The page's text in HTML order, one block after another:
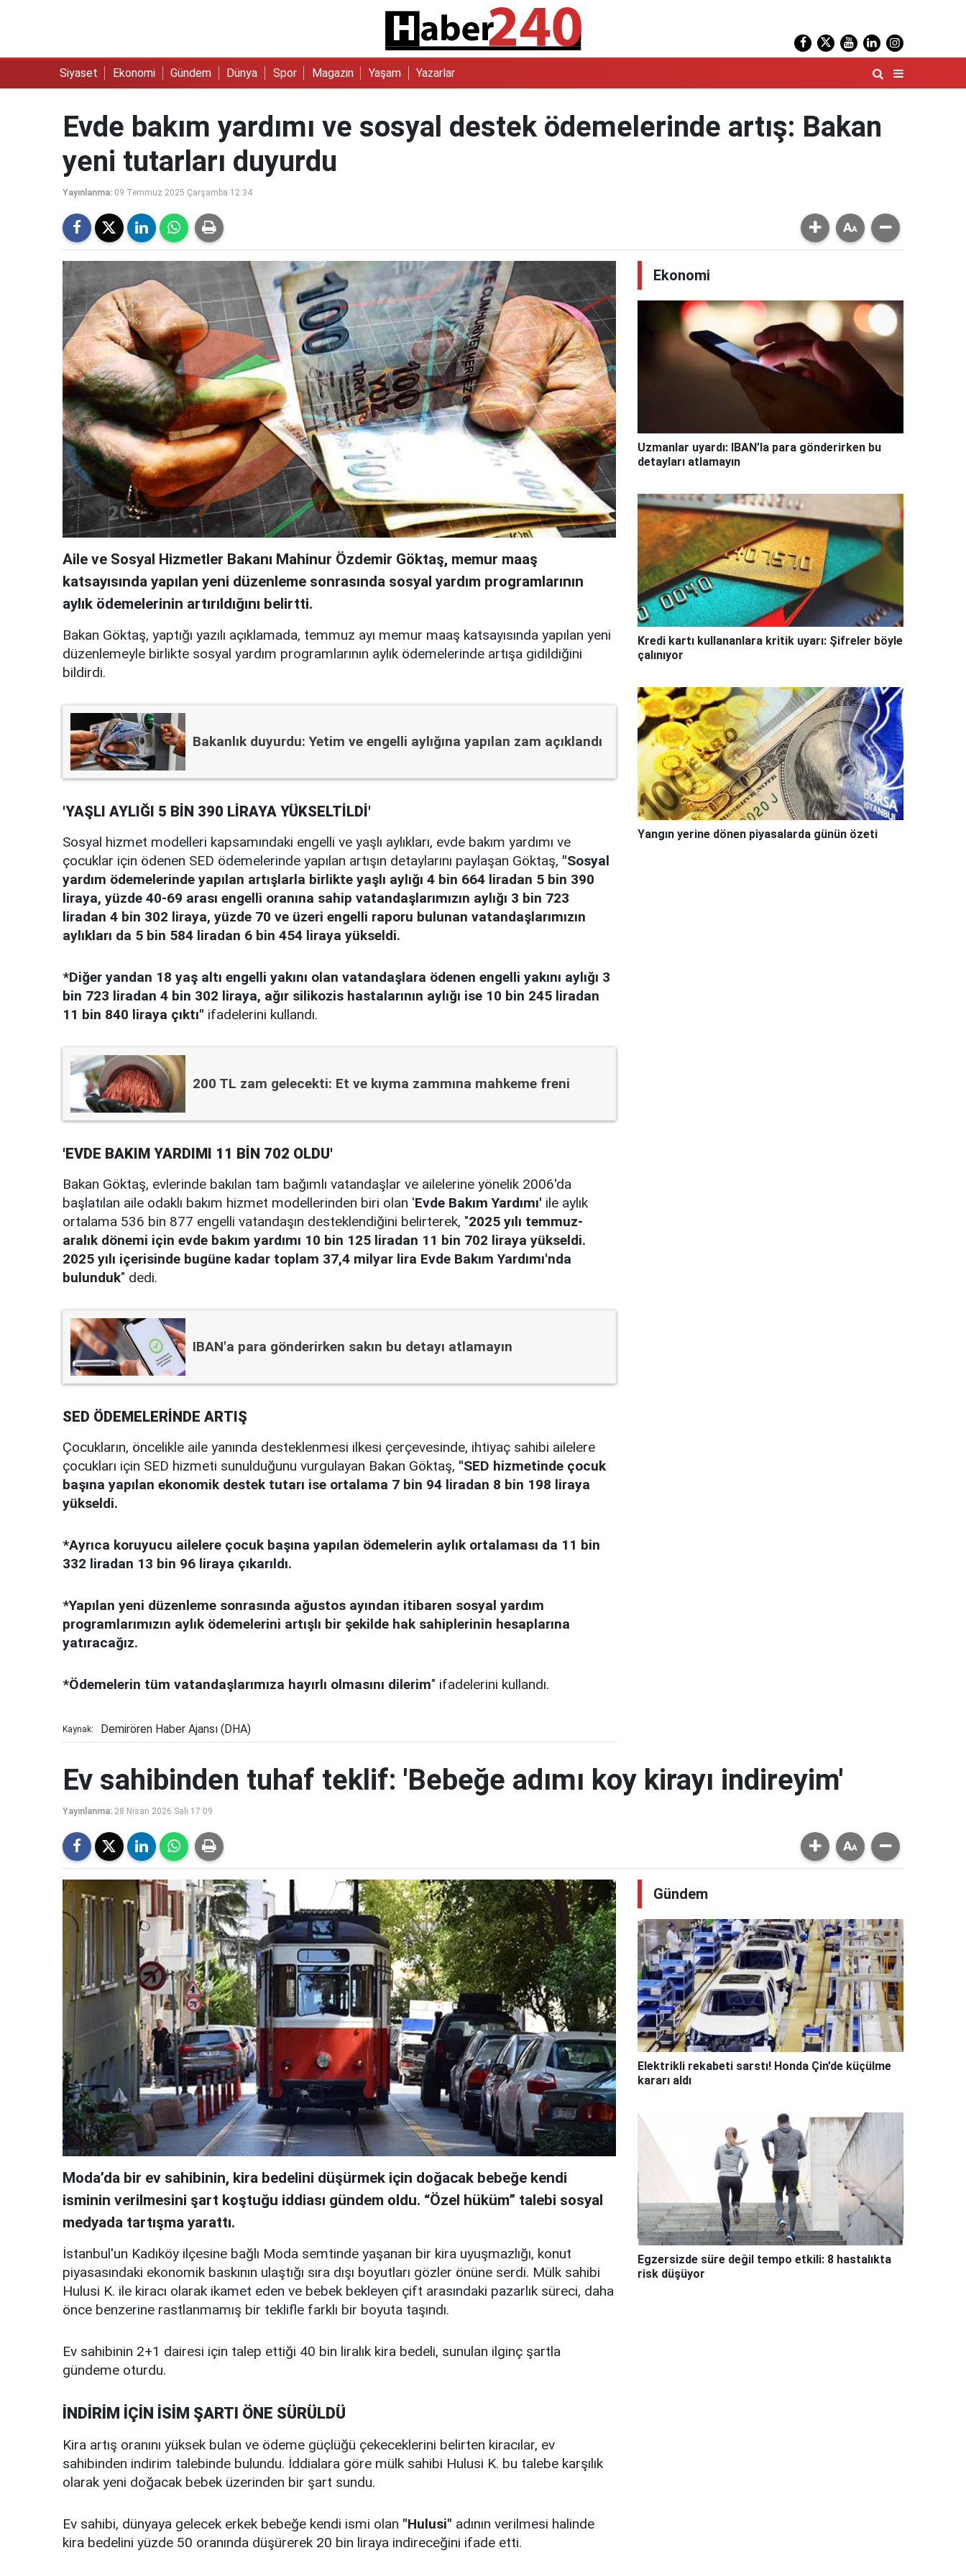
Siyaset Ekonomi Gündem Dünya Spor Magazin Yaşam Yazarlar
Evde bakım yardımı ve sosyal destek ödemelerinde artış: Bakan
yeni tutarları duyurdu
Yayınlanma: 09 Temmuz 2025 Çarşamba 12:34
Aile ve Sosyal Hizmetler Bakanı Mahinur Özdemir Göktaş, memur maaş
katsayısında yapılan yeni düzenleme sonrasında sosyal yardım programlarının
aylık ödemelerinin artırıldığını belirtti.
Bakan Göktaş, yaptığı yazılı açıklamada, temmuz ayı memur maaş katsayısında yapılan yeni
düzenlemeyle birlikte sosyal yardım programlarının aylık ödemelerinde artışa gidildiğini
bildirdi.
Bakanlık duyurdu: Yetim ve engelli aylığına yapılan zam açıklandı
'YAŞLI AYLIĞI 5 BİN 390 LİRAYA YÜKSELTİLDİ'
Sosyal hizmet modelleri kapsamındaki engelli ve yaşlı aylıkları, evde bakım yardımı ve
çocuklar için ödenen SED ödemelerinde yapılan artışın detaylarını paylaşan Göktaş, "Sosyal
yardım ödemelerinde yapılan artışlarla birlikte yaşlı aylığı 4 bin 664 liradan 5 bin 390
liraya, yüzde 40-69 arası engelli oranına sahip vatandaşlarımızın aylığı 3 bin 723
liradan 4 bin 302 liraya, yüzde 70 ve üzeri engelli raporu bulunan vatandaşlarımızın
aylıkları da 5 bin 584 liradan 6 bin 454 liraya yükseldi.
*Diğer yandan 18 yaş altı engelli yakını olan vatandaşlara ödenen engelli yakını aylığı 3
bin 723 liradan 4 bin 302 liraya, ağır silikozis hastalarının aylığı ise 10 bin 245 liradan
11 bin 840 liraya çıktı" ifadelerini kullandı.
200 TL zam gelecekti: Et ve kıyma zammına mahkeme freni
'EVDE BAKIM YARDIMI 11 BİN 702 OLDU'
Bakan Göktaş, evlerinde bakılan tam bağımlı vatandaşlar ve ailelerine yönelik 2006'da
başlatılan aile odaklı bakım hizmet modellerinden biri olan 'Evde Bakım Yardımı' ile aylık
ortalama 536 bin 877 engelli vatandaşın desteklendiğini belirterek, "2025 yılı temmuz-
aralık dönemi için evde bakım yardımı 10 bin 125 liradan 11 bin 702 liraya yükseldi.
2025 yılı içerisinde bugüne kadar toplam 37,4 milyar lira Evde Bakım Yardımı'nda
bulunduk" dedi.
IBAN'a para gönderirken sakın bu detayı atlamayın
SED ÖDEMELERİNDE ARTIŞ
Çocukların, öncelikle aile yanında desteklenmesi ilkesi çerçevesinde, ihtiyaç sahibi ailelere
çocukları için SED hizmeti sunulduğunu vurgulayan Bakan Göktaş, "SED hizmetinde çocuk
başına yapılan ekonomik destek tutarı ise ortalama 7 bin 94 liradan 8 bin 198 liraya
yükseldi.
*Ayrıca koruyucu ailelere çocuk başına yapılan ödemelerin aylık ortalaması da 11 bin
332 liradan 13 bin 96 liraya çıkarıldı.
*Yapılan yeni düzenleme sonrasında ağustos ayından itibaren sosyal yardım
programlarımızın aylık ödemelerini artışlı bir şekilde hak sahiplerinin hesaplarına
yatıracağız.
*Ödemelerin tüm vatandaşlarımıza hayırlı olmasını dilerim" ifadelerini kullandı.
Kaynak: Demirören Haber Ajansı (DHA)
Ekonomi
Uzmanlar uyardı: IBAN’la para gönderirken bu
detayları atlamayın
Kredi kartı kullananlara kritik uyarı: Şifreler böyle
çalınıyor
Yangın yerine dönen piyasalarda günün özeti
Ev sahibinden tuhaf teklif: 'Bebeğe adımı koy kirayı indireyim'
Yayınlanma: 28 Nisan 2026 Salı 17:09
Moda’da bir ev sahibinin, kira bedelini düşürmek için doğacak bebeğe kendi
isminin verilmesini şart koştuğu iddiası gündem oldu. “Özel hüküm” talebi sosyal
medyada tartışma yarattı.
İstanbul'un Kadıköy ilçesine bağlı Moda semtinde yaşanan bir kira uyuşmazlığı, konut
piyasasındaki ekonomik baskının ulaştığı sıra dışı boyutları gözler önüne serdi. Mülk sahibi
Hulusi K. ile kiracı olarak ikamet eden ve bebek bekleyen çift arasındaki pazarlık süreci, daha
önce benzerine rastlanmamış bir teklifle farklı bir boyuta taşındı.
Ev sahibinin 2+1 dairesi için talep ettiği 40 bin liralık kira bedeli, sunulan ilginç şartla
gündeme oturdu.
İNDİRİM İÇİN İSİM ŞARTI ÖNE SÜRÜLDÜ
Kira artış oranını yüksek bulan ve ödeme güçlüğü çekeceklerini belirten kiracılar, ev
sahibinden indirim talebinde bulundu. İddialara göre mülk sahibi Hulusi K. bu talebe karşılık
olarak yeni doğacak bebek üzerinden bir şart sundu.
Ev sahibi, dünyaya gelecek erkek bebeğe kendi ismi olan "Hulusi" adının verilmesi halinde
kira bedelini yüzde 50 oranında düşürerek 20 bin liraya indireceğini ifade etti.
Gündem
Elektrikli rekabeti sarstı! Honda Çin’de küçülme
kararı aldı
Egzersizde süre değil tempo etkili: 8 hastalıkta
risk düşüyor